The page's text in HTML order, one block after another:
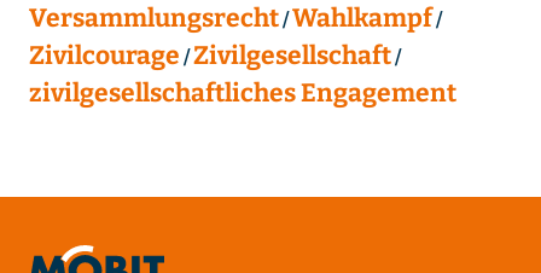
Versammlungsrecht Wahlkampf
Zivilcourage Zivilgesellschaft
zivilgesellschaftliches Engagement